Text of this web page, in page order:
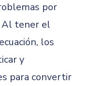
por
Al tener el
los
y
para convertir